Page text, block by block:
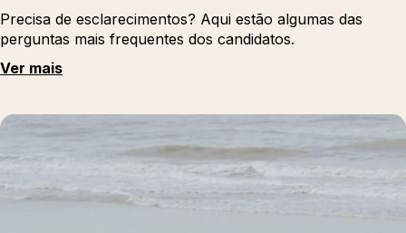
Precisa de esclarecimentos? Aqui estão algumas das
perguntas mais frequentes dos candidatos.
Ver mais